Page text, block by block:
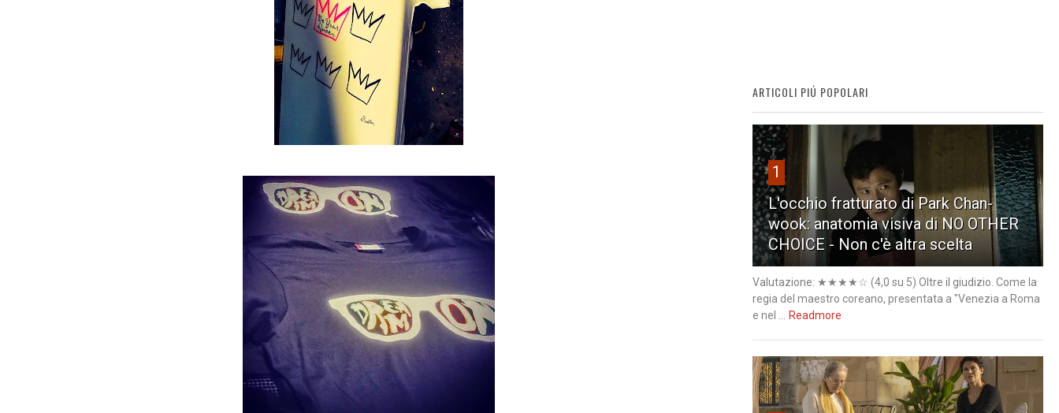
ARTICOLI PIÚ POPOLARI
1
L'occhio fratturato di Park Chan-
wook: anatomia visiva di NO OTHER
CHOICE - Non c'è altra scelta
Valutazione: ★★★★☆ (4,0 su 5) Oltre il giudizio. Come la
regia del maestro coreano, presentata a "Venezia a Roma
e nel ...
Readmore